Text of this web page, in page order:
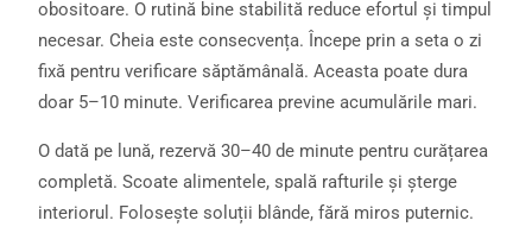
obositoare. O rutină bine stabilită reduce efortul și timpul
necesar. Cheia este consecvența. Începe prin a seta o zi
fixă pentru verificare săptămânală. Aceasta poate dura
doar 5–10 minute. Verificarea previne acumulările mari.
O dată pe lună, rezervă 30–40 de minute pentru curățarea
completă. Scoate alimentele, spală rafturile și șterge
interiorul. Folosește soluții blânde, fără miros puternic.